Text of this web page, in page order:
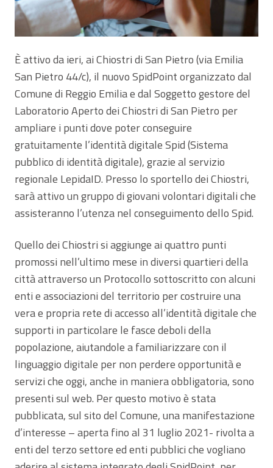
È attivo da ieri, ai Chiostri di San Pietro (via Emilia
San Pietro 44/c), il nuovo SpidPoint organizzato dal
Comune di Reggio Emilia e dal Soggetto gestore del
Laboratorio Aperto dei Chiostri di San Pietro per
ampliare i punti dove poter conseguire
gratuitamente l’identità digitale Spid (Sistema
pubblico di identità digitale), grazie al servizio
regionale LepidaID. Presso lo sportello dei Chiostri,
sarà attivo un gruppo di giovani volontari digitali che
assisteranno l’utenza nel conseguimento dello Spid.
Quello dei Chiostri si aggiunge ai quattro punti
promossi nell’ultimo mese in diversi quartieri della
città attraverso un Protocollo sottoscritto con alcuni
enti e associazioni del territorio per costruire una
vera e propria rete di accesso all’identità digitale che
supporti in particolare le fasce deboli della
popolazione, aiutandole a familiarizzare con il
linguaggio digitale per non perdere opportunità e
servizi che oggi, anche in maniera obbligatoria, sono
presenti sul web. Per questo motivo è stata
pubblicata, sul sito del Comune, una manifestazione
d’interesse – aperta fino al 31 luglio 2021- rivolta a
enti del terzo settore ed enti pubblici che vogliano